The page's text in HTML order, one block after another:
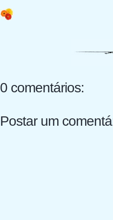
0 comentários:
Postar um